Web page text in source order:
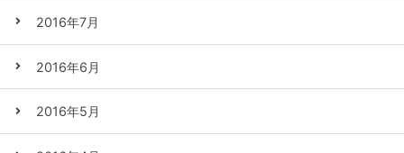
2016年7月
2016年6月
2016年5月